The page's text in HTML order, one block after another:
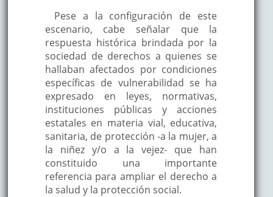
Pese a la configuración de este
escenario, cabe señalar que la
respuesta histórica brindada por la
sociedad de derechos a quienes se
hallaban afectados por condiciones
específicas de vulnerabilidad se ha
expresado en leyes, normativas,
instituciones públicas y acciones
estatales en materia vial, educativa,
sanitaria, de protección -a la mujer, a
la niñez y/o a la vejez- que han
constituido una importante
referencia para ampliar el derecho a
la salud y la protección social.